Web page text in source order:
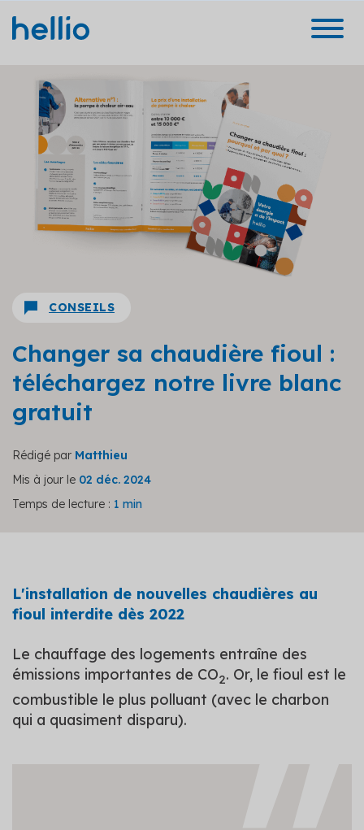
CONSEILS
Changer sa chaudière fioul :
téléchargez notre livre blanc
gratuit
Rédigé par Matthieu
Mis à jour le 02 déc. 2024
Temps de lecture : 1 min
L'installation de nouvelles chaudières au
fioul interdite dès 2022
Le chauffage des logements entraîne des
émissions importantes de CO2. Or, le fioul est le
combustible le plus polluant (avec le charbon
qui a quasiment disparu).